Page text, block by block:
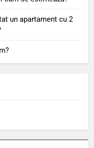
un apartament cu 2